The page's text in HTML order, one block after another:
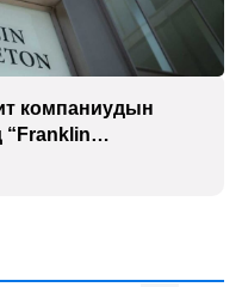
компаниудын